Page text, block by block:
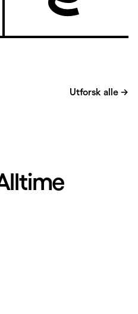
Utforsk alle →